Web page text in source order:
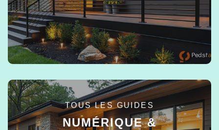
TOUS LES GUIDES
NUMÉRIQUE &